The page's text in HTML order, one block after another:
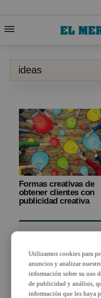
ideas
Formas creativas de
obtener clientes con
publicidad creativa
mayor
competición
mundial en ideas
para mitigar el
cambio climàtico
Utilizamos cookies para
anuncios y analizar
información sobre su uso
de publicidad y análisis,
información que les haya